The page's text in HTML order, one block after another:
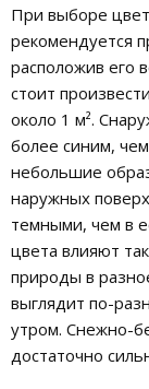
При выборе
рекомендуется
расположив его
стоит
около 1 м².
более синим,
небольшие
наружных
темными, чем в
цвета влияют
природы в
выглядит по-
утром. Снежно-
достаточно